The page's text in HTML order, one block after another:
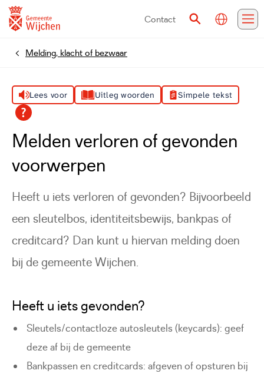
Contact
ZoekenVertalen
HomeMelding, klacht of bezwaar
Lees voor Uitleg woorden Simpele tekst
Melden verloren of gevonden
voorwerpen
Heeft u iets verloren of gevonden? Bijvoorbeeld
een sleutelbos, identiteitsbewijs, bankpas of
creditcard? Dan kunt u hiervan melding doen
bij de gemeente Wijchen.
Heeft u iets gevonden?
Sleutels/contactloze autosleutels (keycards): geef
deze af bij de gemeente
Bankpassen en creditcards: afgeven of opsturen bij